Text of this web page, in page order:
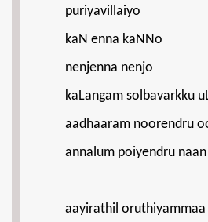
puriyavillaiyo
kaN enna kaNNo
nenjenna nenjo
kaLangam solbavarkku
aadhaaram noorendru
annalum poiyendru
aayirathil oruthiyammaa